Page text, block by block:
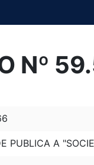
Nº
PUBLICA A